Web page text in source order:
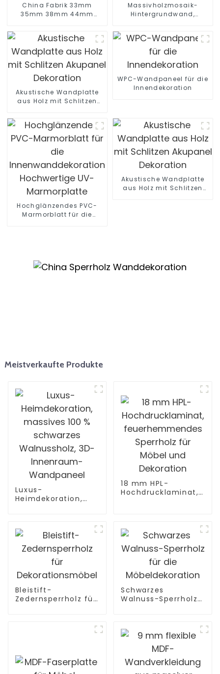
China Fabrik 33mm
35mm 38mm 44mm
Spanplatte/Rohrspanplatte
Massivholzmosaik-
Hintergrundwand,
Akustische Wandplatte
aus Holz mit Schlitzen
WPC-Wandpaneel für die
Innendekoration
Hochglänzendes PVC-
Marmorblatt für die
Akustische Wandplatte
aus Holz mit Schlitzen
Meistverkaufte Produkte
Luxus-
Heimdekoration,
Innenraum-
Wandpaneel
18 mm HPL-
Hochdrucklaminat,
Bleistift-
Zedernsperrholz für
Schwarzes
Walnuss-Sperrholz